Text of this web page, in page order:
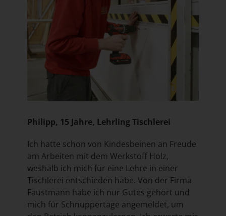
Philipp, 15 Jahre, Lehrling Tischlerei
Ich hatte schon von Kindesbeinen an Freude
am Arbeiten mit dem Werkstoff Holz,
weshalb ich mich für eine Lehre in einer
Tischlerei entschieden habe. Von der Firma
Faustmann habe ich nur Gutes gehört und
mich für Schnuppertage angemeldet, um